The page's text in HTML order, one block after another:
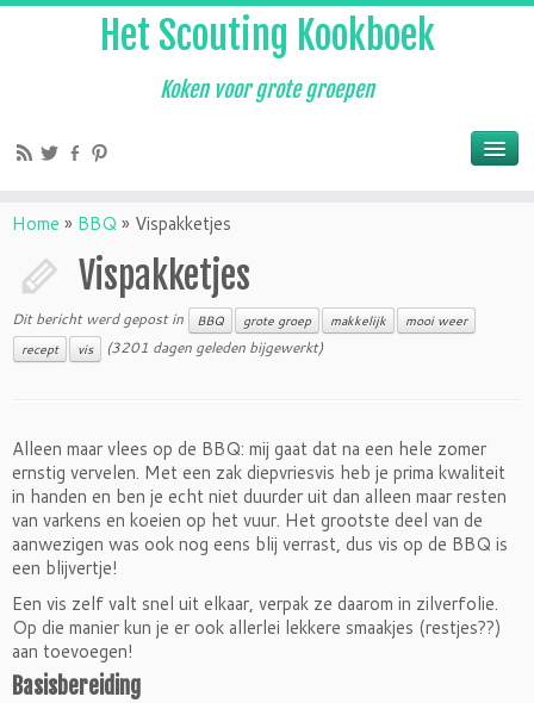
Het Scouting Kookboek
Koken voor grote groepen
Home » BBQ » Vispakketjes
Vispakketjes
Dit bericht werd gepost in BBQ grote groep makkelijk
mooi weer
recept
vis (3201 dagen geleden bijgewerkt)
Alleen maar vlees op de BBQ: mij gaat dat na een hele zomer
ernstig vervelen. Met een zak diepvriesvis heb je prima kwaliteit
in handen en ben je echt niet duurder uit dan alleen maar resten
van varkens en koeien op het vuur. Het grootste deel van de
aanwezigen was ook nog eens blij verrast, dus vis op de BBQ is
een blijvertje!
Een vis zelf valt snel uit elkaar, verpak ze daarom in zilverfolie.
Op die manier kun je er ook allerlei lekkere smaakjes (restjes??)
aan toevoegen!
Basisbereiding